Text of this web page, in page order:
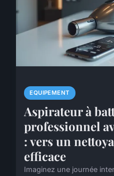
EQUIPEMENT
Aspirateur à
professionnel
: vers un
efficace
Imaginez une journée